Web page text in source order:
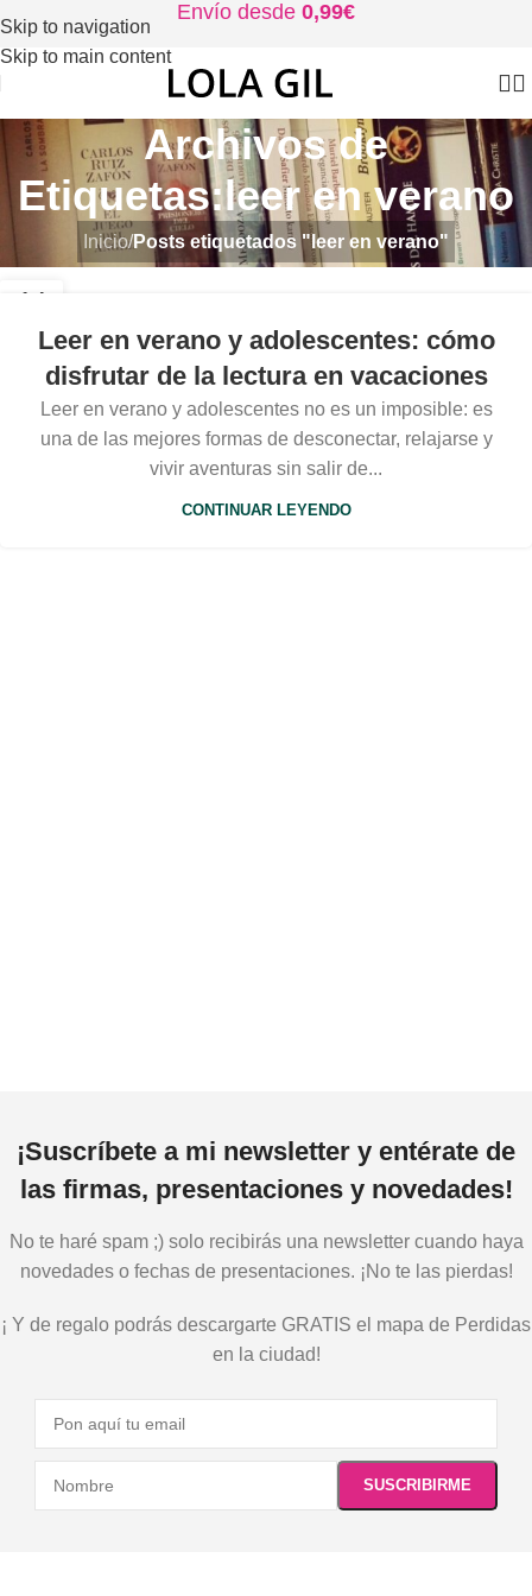
Skip to navigation
Skip to main content
Envío desde 0,99€
Archivos de
Etiquetas:leer en verano
Inicio/Posts etiquetados "leer en verano"
14
Leer en verano y adolescentes: cómo
disfrutar de la lectura en vacaciones
Leer en verano y adolescentes no es un imposible: es
una de las mejores formas de desconectar, relajarse y
vivir aventuras sin salir de...
CONTINUAR LEYENDO
¡Suscríbete a mi newsletter y entérate de
las firmas, presentaciones y novedades!
No te haré spam ;) solo recibirás una newsletter cuando haya
novedades o fechas de presentaciones. ¡No te las pierdas!
¡ Y de regalo podrás descargarte GRATIS el mapa de Perdidas
en la ciudad!